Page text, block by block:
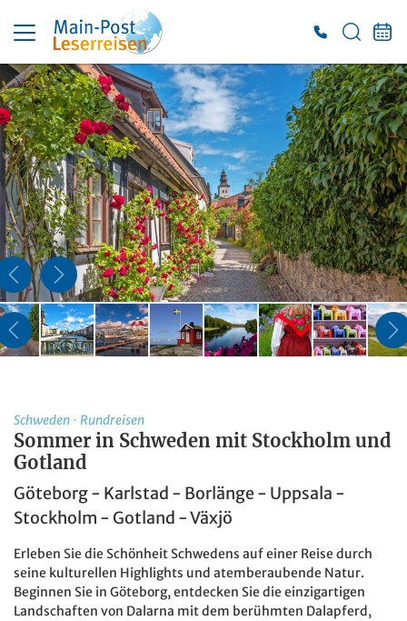
Es konnten keine gültigen Angebote gefunden werden. Bitte wenden Sie sich an
unser Service-Center.
Schweden · Rundreisen
Sommer in Schweden mit Stockholm und
Gotland
Göteborg - Karlstad - Borlänge - Uppsala -
Stockholm - Gotland - Växjö
Erleben Sie die Schönheit Schwedens auf einer Reise durch
seine kulturellen Highlights und atemberaubende Natur.
Beginnen Sie in Göteborg, entdecken Sie die einzigartigen
Landschaften von Dalarna mit dem berühmten Dalapferd,